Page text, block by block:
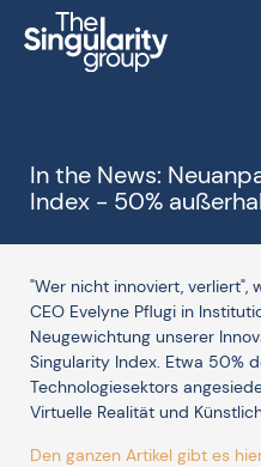
In the News:
Index - 50%
"Wer nicht innoviert, verliert",
CEO Evelyne Pflugi in
Neugewichtung unserer
Singularity Index. Etwa 50%
Technologiesektors
Virtuelle Realität und
Den ganzen Artikel gibt es